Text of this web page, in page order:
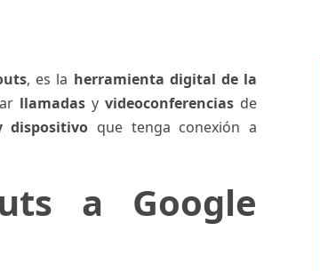
, es la herramienta digital de la
llamadas yvideoconferencias de
dispositivo que tenga conexión a
a Google